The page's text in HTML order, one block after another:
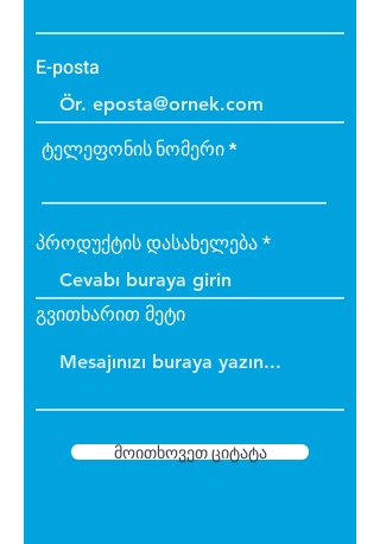
E-posta
ტელეფონის ნომერი
პროდუქტის დასახელება
გვითხარით მეტი
მოითხოვეთ ციტატა